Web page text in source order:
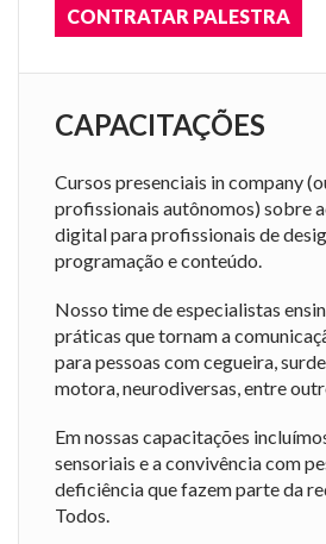
CONTRATAR PALESTRA
CAPACITAÇÕES
Cursos presenciais in company
profissionais autônomos) sobre
digital para profissionais de
programação e conteúdo.
Nosso time de especialistas
práticas que tornam a
para pessoas com cegueira,
motora, neurodiversas, entre
Em nossas capacitações
sensoriais e a convivência com
deficiência que fazem parte da
Todos.